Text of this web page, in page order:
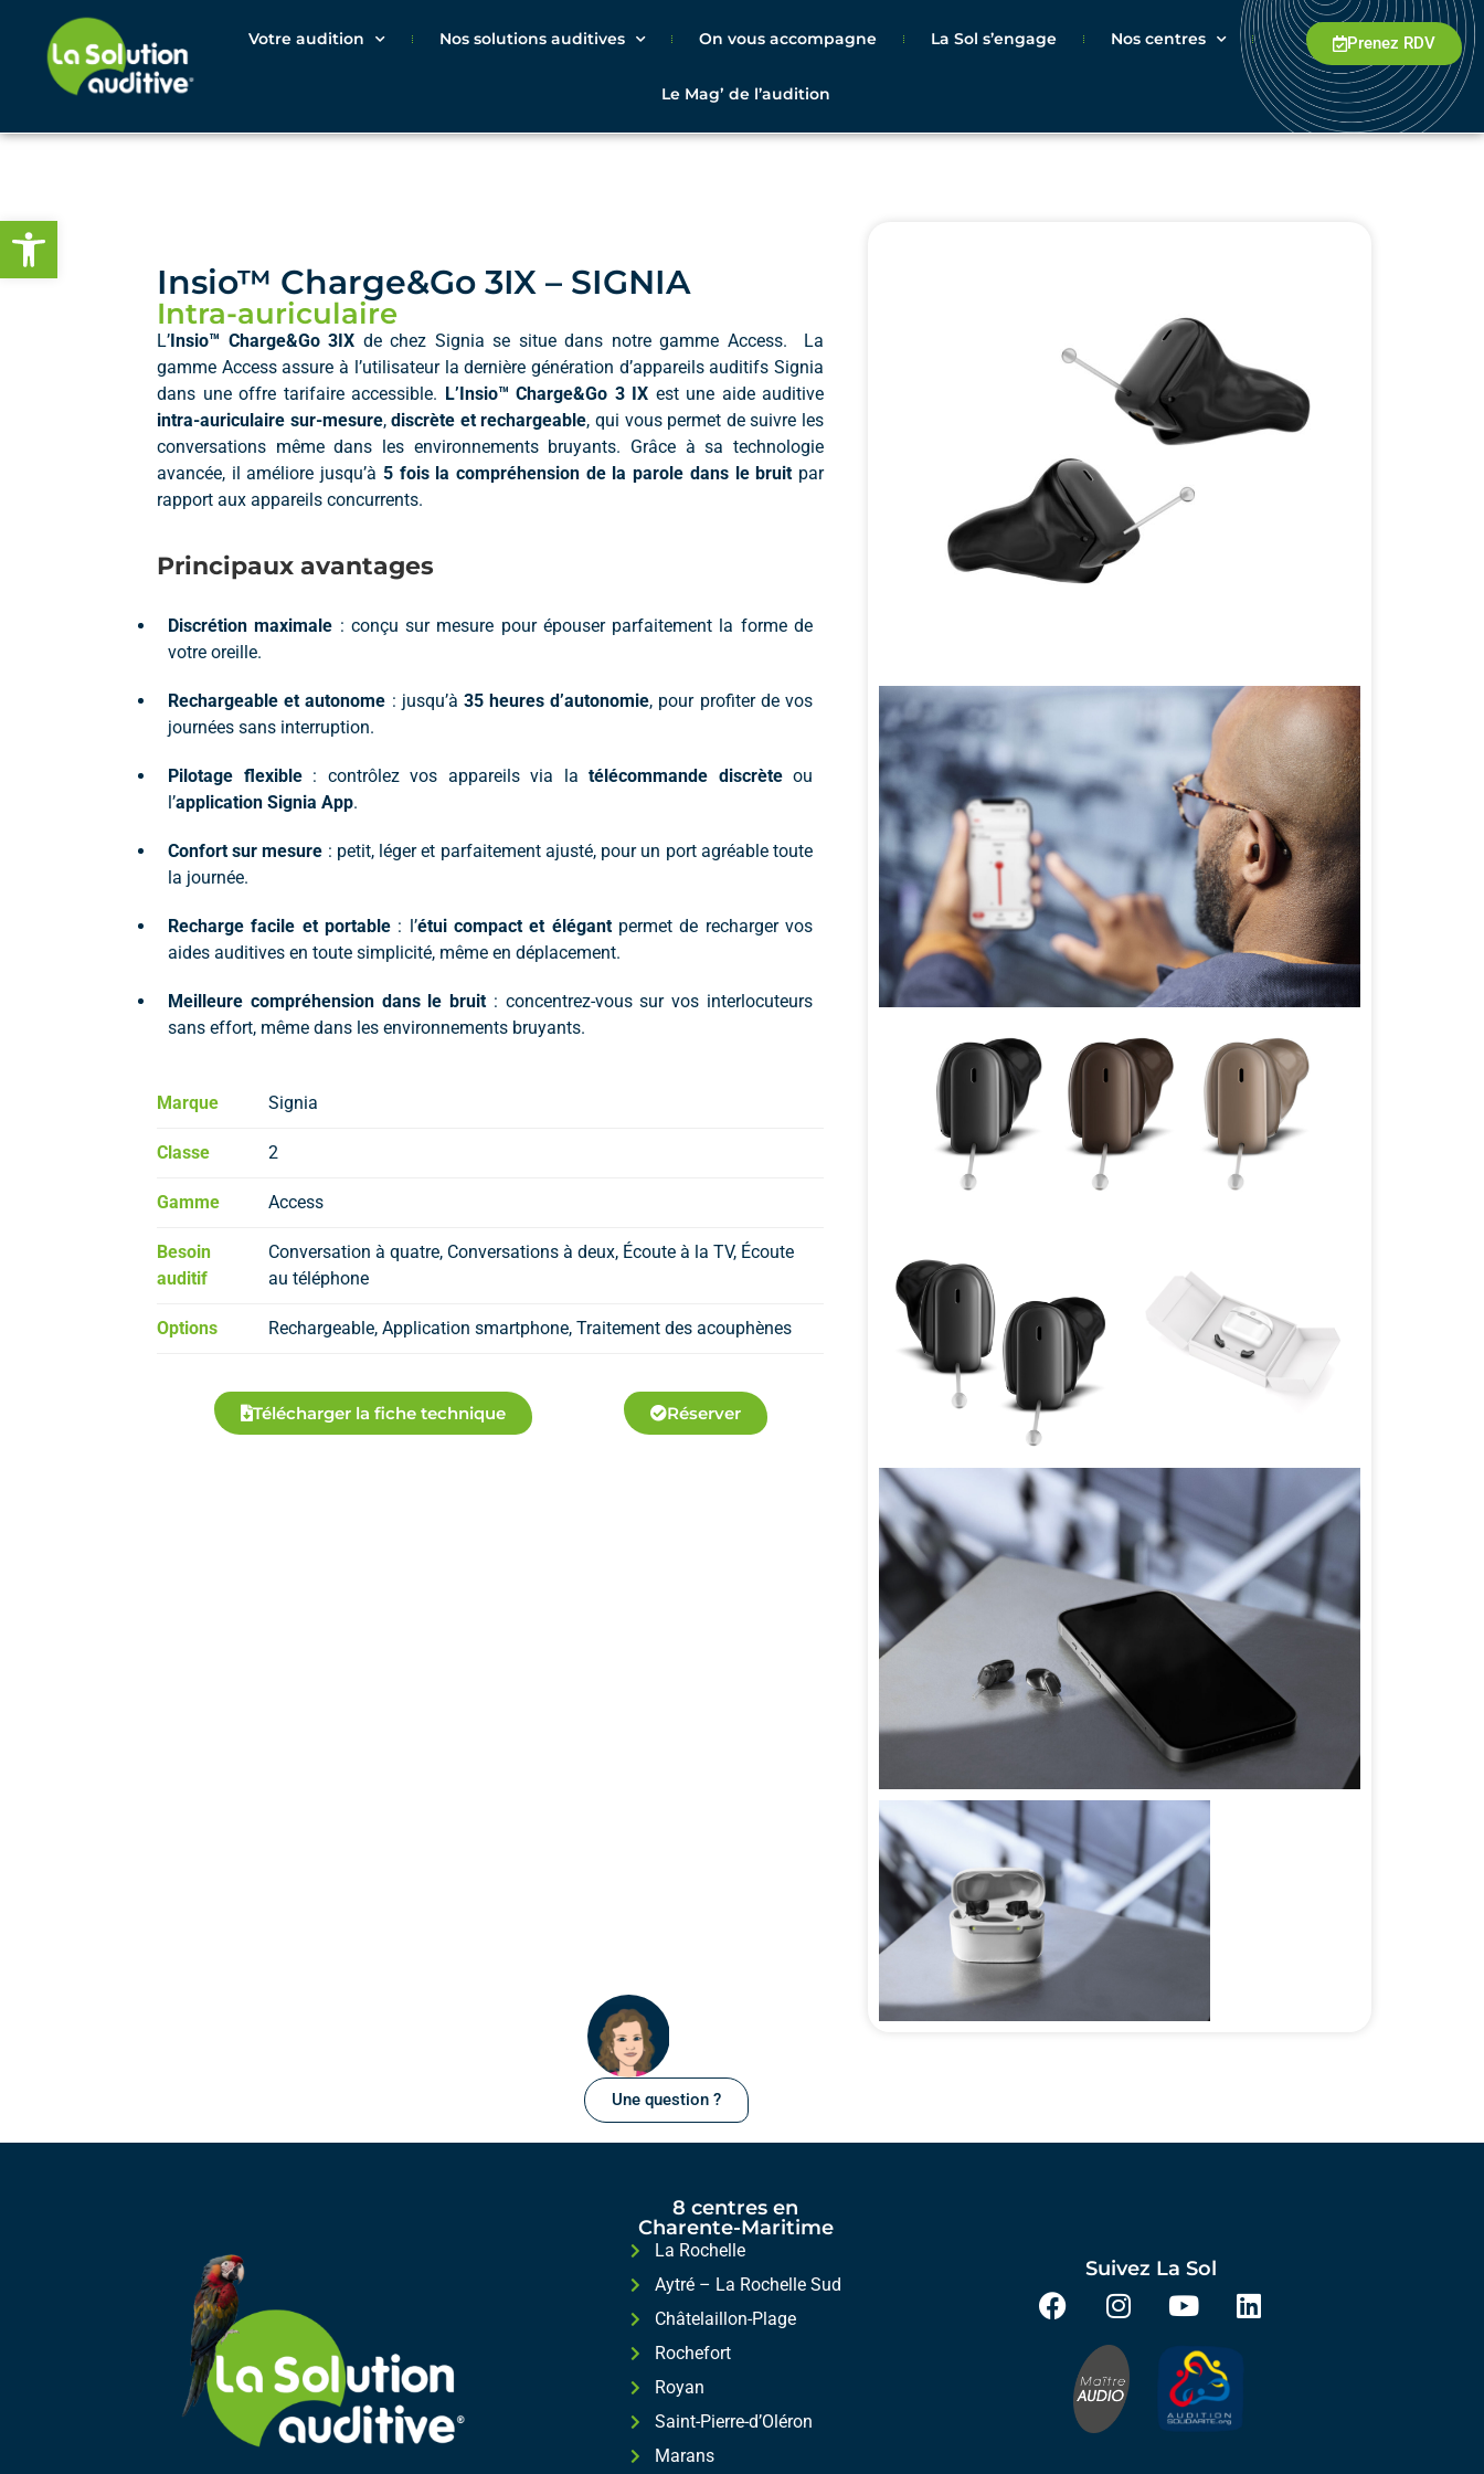
Ouvrir la barre d’outils
Votre audition Nos solutions auditives On vous accompagne La Sol s’engage Nos centres
Le Magʼ de l’audition
Prenez RDV
Insio™ Charge&Go 3IX – SIGNIA
Intra-auriculaire
L’Insio™ Charge&Go 3IX de chez Signia se situe dans notre gamme Access. La
gamme Access assure à l’utilisateur la dernière génération d’appareils auditifs Signia
dans une offre tarifaire accessible. L’Insio™ Charge&Go 3 IX est une aide auditive
intra-auriculaire sur-mesure,discrète et rechargeable, qui vous permet de suivre les
conversations même dans les environnements bruyants. Grâce à sa technologie
avancée, il améliore jusqu’à 5 fois la compréhension de la parole dans le bruit par
rapport aux appareils concurrents.
Principaux avantages
Discrétion maximale : conçu sur mesure pour épouser parfaitement la forme de
votre oreille.
Rechargeable et autonome : jusqu’à 35 heures d’autonomie, pour profiter de vos
journées sans interruption.
Pilotage flexible: contrôlez vos appareils via la télécommande discrèteou
l’application Signia App.
Confort sur mesure : petit, léger et parfaitement ajusté, pour un port agréable toute
la journée.
Recharge facile et portable : l’étui compact et élégantpermet de recharger vos
aides auditives en toute simplicité, même en déplacement.
Meilleure compréhension dans le bruit : concentrez-vous sur vos interlocuteurs
sans effort, même dans les environnements bruyants.
Marque Signia
Classe 2
Gamme Access
Besoin
auditif
Conversation à quatre, Conversations à deux, Écoute à la TV, Écoute
au téléphone
Options Rechargeable, Application smartphone, Traitement des acouphènes
Télécharger la fiche technique Réserver
Une question ?
8 centres en
Charente-Maritime
La Rochelle
Aytré – La Rochelle Sud
Châtelaillon-Plage
Rochefort
Royan
Saint-Pierre-d’Oléron
Marans
Suivez La Sol